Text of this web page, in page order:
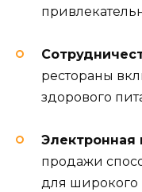
рестораны
здорового
Электронная
продажи
для широкого